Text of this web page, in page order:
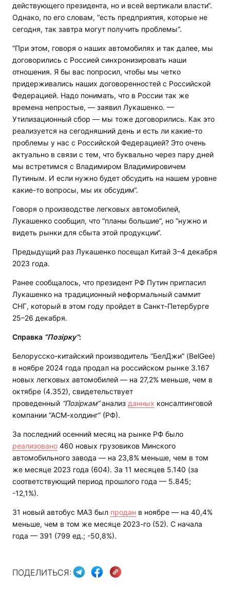
действующего президента, но и всей вертикали власти“.
Однако, по его словам, “есть предприятия, которые не
сегодня, так завтра могут получить проблемы“.
“При этом, говоря о наших автомобилях и так далее, мы
договорились с Россией синхронизировать наши
отношения. Я бы вас попросил, чтобы мы четко
придерживались наших договоренностей с Российской
Федерацией. Надо понимать, что в России так же
времена непростые, — заявил Лукашенко. —
Утилизационный сбор — мы тоже договорились. Как это
реализуется на сегодняшний день и есть ли какие-то
проблемы у нас с Российской Федерацией? Это очень
актуально в связи с тем, что буквально через пару дней
мы встретимся с Владимиром Владимировичем
Путиным. И если нужно будет обсудить на нашем уровне
какие-то вопросы, мы их обсудим“.
Говоря о производстве легковых автомобилей,
Лукашенко сообщил, что “планы большие“, но “нужно и
видеть рынки для сбыта этой продукции“.
Предыдущий раз Лукашенко посещал Китай 3–4 декабря
2023 года.
Ранее сообщалось, что президент РФ Путин пригласил
Лукашенко на традиционный неформальный саммит
СНГ, который в этом году пройдет в Санкт-Петербурге
25–26 декабря.
Справка “Позірку”:
Белорусско-китайский производитель “БелДжи” (BelGee)
в ноябре 2024 года продал на российском рынке 3.167
новых легковых автомобилей — на 27,2% меньше, чем в
октябре (4.352), свидетельствует
проведенный “Позіркам”анализ данных консалтинговой
компании “АСМ-холдинг” (РФ).
За последний осенний месяц на рынке РФ было
реализовано 460 новых грузовиков Минского
автомобильного завода — на 23,8% меньше, чем в том
же месяце 2023 года (604). За 11 месяцев 5.140 (за
соответствующий период прошлого года — 5.845;
-12,1%).
31 новый автобус МАЗ был продан в ноябре — на 40,4%
меньше, чем в том же месяце 2023-го (52). С начала
года — 391 (799 ед.; -50,8%).
ПОДЕЛИТЬСЯ: